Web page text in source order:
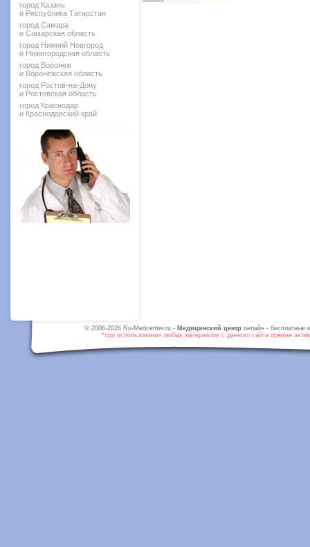
город Казань
и Республика Татарстан
город Самара
и Самарская область
город Нижний Новгород
и Нижегородская область
город Воронеж
и Воронежская область
город Ростов-на-Дону
и Ростовская область
город Краснодар
и Краснодарский край
© 2006-2026 Ru-Medcenter.ru - Медицинский центр онлайн - бесплатные
*при использовании любых материалов с данного сайта прямая